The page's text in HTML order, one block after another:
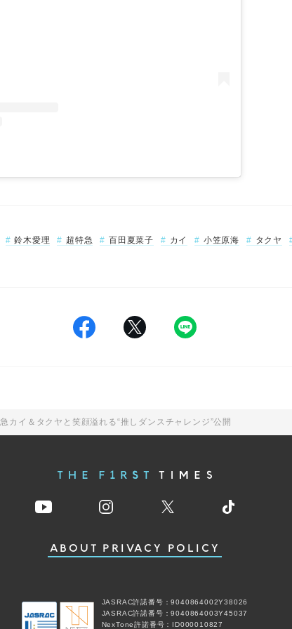
鈴木愛理 超特急 百田夏菜子 カイ 小笠原海
タクヤ
イ＆タクヤと笑顔溢れる“推しダンスチャレンジ”公開
ABOUT PRIVACY POLICY
JASRAC許諾番号：9040864002Y38026
JASRAC許諾番号：9040864003Y45037
NexTone許諾番号：ID000010827